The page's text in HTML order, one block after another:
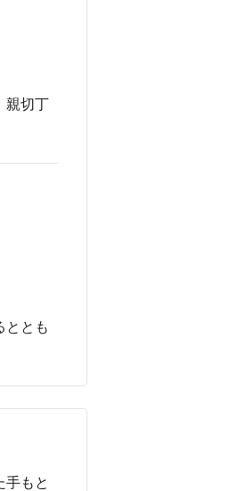
親切丁
ととも
手もと